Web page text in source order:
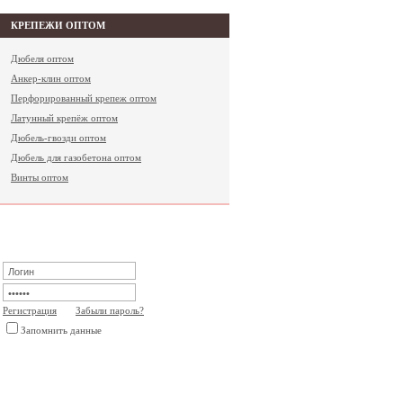
КРЕПЕЖИ ОПТОМ
Дюбеля оптом
Анкер-клин оптом
Перфорированный крепеж оптом
Латунный крепёж оптом
Дюбель-гвозди оптом
Дюбель для газобетона оптом
Винты оптом
Регистрация
Забыли пароль?
Запомнить данные